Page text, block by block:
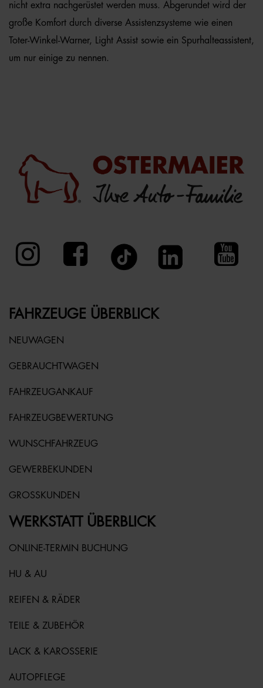
nicht extra nachgerüstet werden muss. Abgerundet wird der
große Komfort durch diverse Assistenzsysteme wie einen
Toter-Winkel-Warner, Light Assist sowie ein Spurhalteassistent,
um nur einige zu nennen.
FAHRZEUGE ÜBERBLICK
NEUWAGEN
GEBRAUCHTWAGEN
FAHRZEUGANKAUF
FAHRZEUGBEWERTUNG
WUNSCHFAHRZEUG
GEWERBEKUNDEN
GROSSKUNDEN
WERKSTATT ÜBERBLICK
ONLINE-TERMIN BUCHUNG
HU & AU
REIFEN & RÄDER
TEILE & ZUBEHÖR
LACK & KAROSSERIE
AUTOPFLEGE